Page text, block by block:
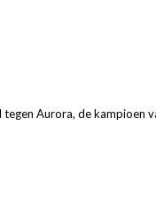
Aurora, de kampioen